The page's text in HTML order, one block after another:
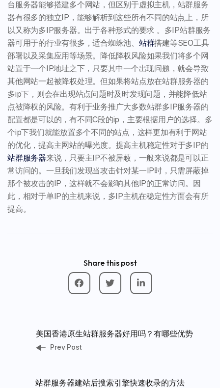
台服务器能够搭建多个网站，但区别于虚拟主机，站群服务
器有很多的独立IP，能够解析到这些所有不同的站点上，所
以又称为多IP服务器。出于各种形式的要求 。多IP站群服务
器可用于的行业有很多，适合蜘蛛池、 站群搭建等SEO工具
部署以及采集应用等场景。降低降权风险如果我们将多个网
站置于一个IP地址之下，只要其中一个出现问题，就会导致
其他网站一起被降权处理。但如果将站点放在站群服务器的
多ip下，则会在出现站点问题时及时发现问题，并能降低站
点被降权的风险。有利于业务推广大多数站群多IP服务器的
配置都是可以的，有不同C段的ip，主要根据用户的选择。多
个ip下我们就能放置多个不同的站点，这样更加有利于网站
的优化，提高主网站的曝光度。提高主机稳定性对于多IP的
站群服务器来说，只要主IP不被屏蔽，一般来说都是可以正
常访问的。一旦我们发现当攻击针对某一IP时，只需屏蔽掉
那个被攻击的IP，这样就不会影响其他IP的正常访问。因
此，相对于单IP的主机来说，多IP主机在稳定性方面会有所
提高。
Share this post
美国香港原生站群服务器好用吗？有哪些优势
Prev Post
站群服务器建站后搜索引擎快速收录的方法